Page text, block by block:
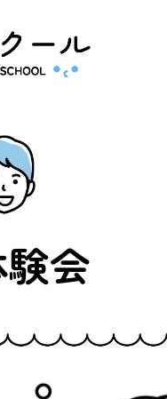
運営会 お問い合
会